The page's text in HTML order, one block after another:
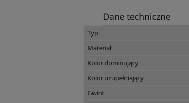
Dane techniczne
Typ
Materiał
Kolor dominujący
Kolor uzupełniający
Gwint